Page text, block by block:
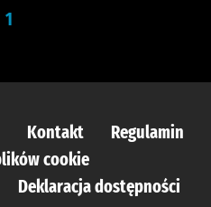
1
Kontakt
Regulamin
cookie
Deklaracja dostępności